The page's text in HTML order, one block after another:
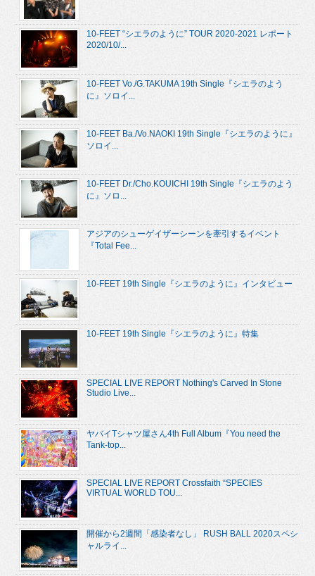
10-FEET “シエラのように” TOUR 2020-2021 レポート
2020/10/...
10-FEET Vo./G.TAKUMA 19th Single『シエラのよう
に』ソロイ...
10-FEET Ba./Vo.NAOKI 19th Single『シエラのように』
ソロイ...
10-FEET Dr./Cho.KOUICHI 19th Single『シエラのよう
に』ソロ...
アジアのシューゲイザーシーンを牽引するイベント
『Total Fee...
10-FEET 19th Single『シエラのように』インタビュー
10-FEET 19th Single『シエラのように』特集
SPECIAL LIVE REPORT Nothing's Carved In Stone
Studio Live...
ヤバイTシャツ屋さん4th Full Album『You need the
Tank-top...
SPECIAL LIVE REPORT Crossfaith “SPECIES
VIRTUAL WORLD TOU...
開催から2週間「感染者なし」 RUSH BALL 2020スペシ
ャルライ...